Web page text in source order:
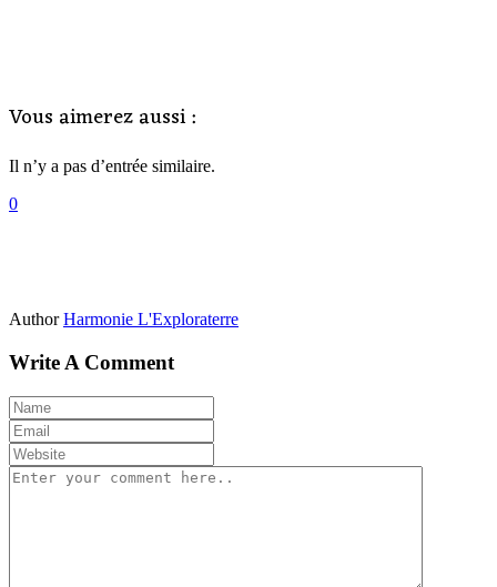
Vous aimerez aussi :
Il n’y a pas d’entrée similaire.
0
Author Harmonie L'Exploraterre
Write A Comment